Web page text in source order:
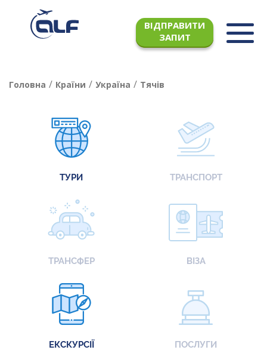
ВІДПРАВИТИ
ЗАПИТ
Головна / Країни / Україна / Тячів
ТУРИ ТРАНСПОРТ
ТРАНСФЕР ВІЗА
ЕКСКУРСІЇ ПОСЛУГИ